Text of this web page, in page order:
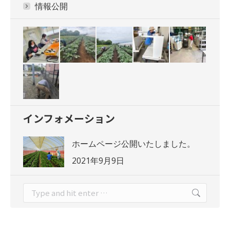
情報公開
インフォメーション
ホームページ公開いたしました。
2021年9月9日
Search: